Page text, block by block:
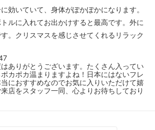
効いていて、身体がぽかぽかになります。
ルに入れてお出かけすると最高です。外に
。クリスマスを感じさせてくれるリラック
ありがとうございます。たくさん入ってい
カポカ温まりますよね！日本にはないフレ
におすすめなのでお気に入りいただけて嬉
店をスタッフ一同、心よりお待ちしており